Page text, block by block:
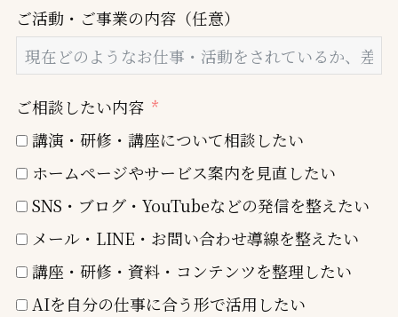
ご活動・ご事業の内容（任意）
ご相談したい内容
講演・研修・講座について相談したい
ホームページやサービス案内を見直したい
SNS・ブログ・YouTubeなどの発信を整えたい
メール・LINE・お問い合わせ導線を整えたい
講座・研修・資料・コンテンツを整理したい
AIを自分の仕事に合う形で活用したい